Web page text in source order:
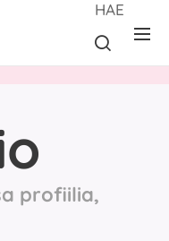
HAE
profiilia,